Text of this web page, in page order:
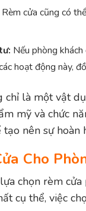
Rèm cửa cũng có
Nếu phòng
hoạt động này,
chỉ là một vật
mỹ và chức
nên sự hoàn
Cho
chọn rèm
cụ thể, việc